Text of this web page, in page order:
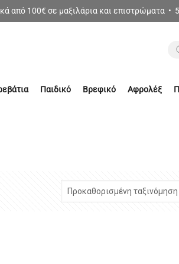
100€ σε μαξιλάρια και επιστρώματα •
Παιδικό Βρεφικό Αφρολέξ